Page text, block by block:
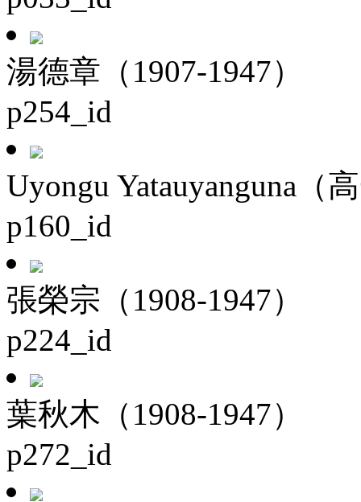
湯德章（1907-1947）
p254_id
Uyongu Yatauyanguna（
p160_id
張榮宗（1908-1947）
p224_id
葉秋木（1908-1947）
p272_id